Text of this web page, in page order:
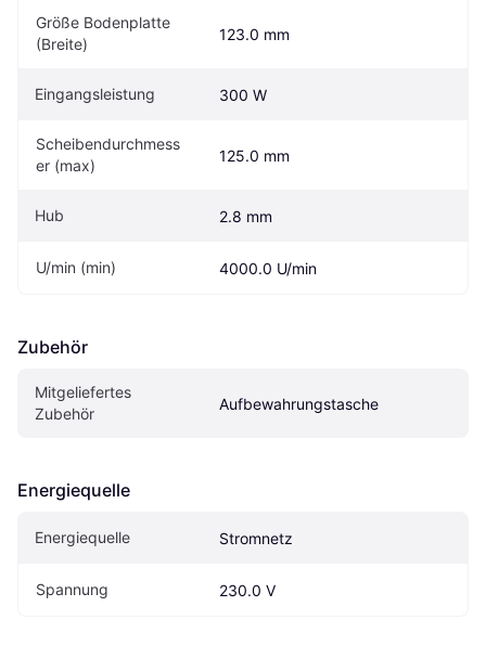
Größe Bodenplatte
(Breite)
123.0 mm
Eingangsleistung 300 W
Scheibendurchmess
er (max)
125.0 mm
Hub 2.8 mm
U/min (min) 4000.0 U/min
Zubehör
Mitgeliefertes
Zubehör
Aufbewahrungstasche
Energiequelle
Energiequelle Stromnetz
Spannung 230.0 V